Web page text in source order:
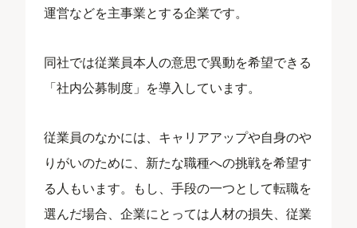
運営などを主事業とする企業です。
同社では従業員本人の意思で異動を希望できる
「社内公募制度」を導入しています。
従業員のなかには、キャリアアップや自身のや
りがいのために、新たな職種への挑戦を希望す
る人もいます。もし、手段の一つとして転職を
選んだ場合、企業にとっては人材の損失、従業